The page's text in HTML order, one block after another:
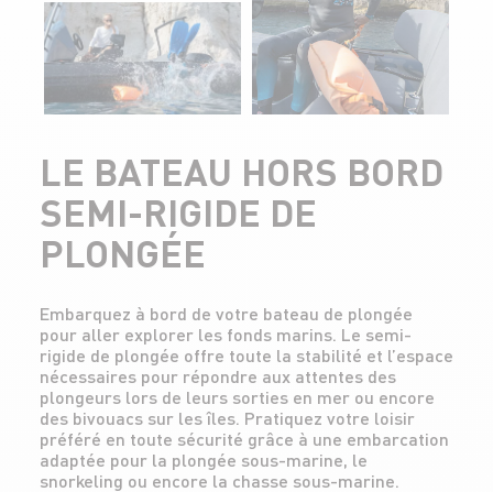
LE BATEAU HORS BORD
SEMI-RIGIDE DE
PLONGÉE
Embarquez à bord de votre bateau de plongée
pour aller explorer les fonds marins. Le semi-
rigide de plongée offre toute la stabilité et l’espace
nécessaires pour répondre aux attentes des
plongeurs lors de leurs sorties en mer ou encore
des bivouacs sur les îles. Pratiquez votre loisir
préféré en toute sécurité grâce à une embarcation
adaptée pour la plongée sous-marine, le
snorkeling ou encore la chasse sous-marine.